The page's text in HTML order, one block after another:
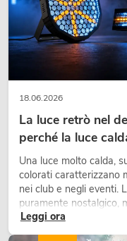
18.06.2026
La luce retrò nel
perché la luce
Una luce molto calda,
colorati caratterizzano
nei club e negli eventi.
puramente nostalgico,
in modo consapevole:
Leggi ora